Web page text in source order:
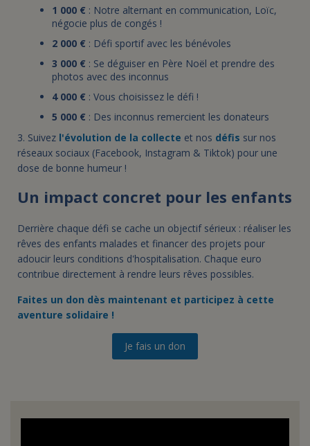
1 000 € : Notre alternant en communication, Loïc,
négocie plus de congés !
2 000 € : Défi sportif avec les bénévoles
3 000 € : Se déguiser en Père Noël et prendre des
photos avec des inconnus
4 000 € : Vous choisissez le défi !
5 000 € : Des inconnus remercient les donateurs
3. Suivez l'évolution de la collecte et nos défis sur nos
réseaux sociaux (Facebook, Instagram & Tiktok) pour une
dose de bonne humeur !
Un impact concret pour les enfants
Derrière chaque défi se cache un objectif sérieux : réaliser les
rêves des enfants malades et financer des projets pour
adoucir leurs conditions d'hospitalisation. Chaque euro
contribue directement à rendre leurs rêves possibles.
Faites un don dès maintenant et participez à cette
aventure solidaire !
Je fais un don